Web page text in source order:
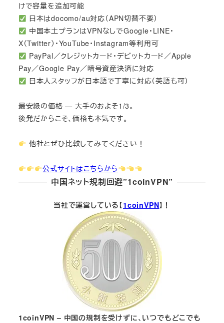
けで容量を追加可能
日本はdocomo/au対応（APN切替不要）
中国本土プランはVPNなしでGoogle・LINE・
X（Twitter）・YouTube・Instagram等利用可
PayPal／クレジットカード・デビットカード／Apple
Pay／Google Pay／暗号資産決済に対応
日本人スタッフが日本語で丁寧に対応（英語も可）
最安級の価格 — 大手のおよそ1/3。
後発だからこそ、価格も本気です。
他社とぜひ比較してみてください！
公式サイトはこちらから
中国ネット規制回避”1coinVPN”
当社で運営している【1coinVPN】！
1coinVPN – 中国の規制を受けずに、いつでもどこでも